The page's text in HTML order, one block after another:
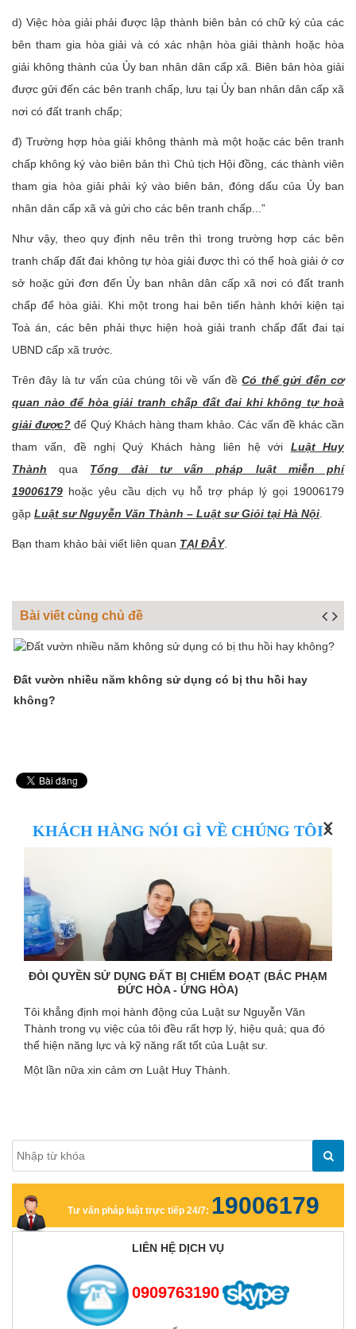
d) Việc hòa giải phải được lập thành biên bản có chữ ký của các
bên tham gia hòa giải và có xác nhận hòa giải thành hoặc hòa
giải không thành của Ủy ban nhân dân cấp xã. Biên bản hòa giải
được gửi đến các bên tranh chấp, lưu tại Ủy ban nhân dân cấp xã
nơi có đất tranh chấp;
đ) Trường hợp hòa giải không thành mà một hoặc các bên tranh
chấp không ký vào biên bản thì Chủ tịch Hội đồng, các thành viên
tham gia hòa giải phải ký vào biên bản, đóng dấu của Ủy ban
nhân dân cấp xã và gửi cho các bên tranh chấp...”
Như vậy, theo quy định nêu trên thì trong trường hợp các bên
tranh chấp đất đai không tự hòa giải được thì có thể hoà giải ở cơ
sở hoặc gửi đơn đến Ủy ban nhân dân cấp xã nơi có đất tranh
chấp để hòa giải. Khi một trong hai bên tiến hành khởi kiện tại
Toà án, các bên phải thực hiện hoà giải tranh chấp đất đai tại
UBND cấp xã trước.
Trên đây là tư vấn của chúng tôi về vấn đềCó thể gửi đến cơ
quan nào để hòa giải tranh chấp đất đai khi không tự hoà
giải được? để Quý Khách hàng tham khảo. Các vấn đề khác cần
tham vấn, đề nghị Quý Khách hàng liên hệ với Luật Huy
Thành qua Tổng đài tư vấn pháp luật miễn phí
19006179 hoặc yêu cầu dịch vụ hỗ trợ pháp lý gọi 19006179
gặp Luật sư Nguyễn Văn Thành – Luật sư Giỏi tại Hà Nội.
Bạn tham khảo bài viết liên quan TẠI ĐÂY.
Bài viết cùng chủ đề
Đất vườn nhiều năm không sử dụng có bị thu hồi hay
không?
KHÁCH HÀNG NÓI GÌ VỀ CHÚNG TÔI
ĐÒI QUYỀN SỬ DỤNG ĐẤT BỊ CHIẾM ĐOẠT (BÁC PHẠM
ĐỨC HÒA - ỨNG HÒA)
Tôi khẳng định mọi hành động của Luật sư Nguyễn Văn
Thành trong vụ việc của tôi đều rất hợp lý, hiệu quả; qua đó
thể hiện năng lực và kỹ năng rất tốt của Luật sư.
Một lần nữa xin cảm ơn Luật Huy Thành.
Tư vấn pháp luật trực tiếp 24/7: 19006179
LIÊN HỆ DỊCH VỤ
0909763190